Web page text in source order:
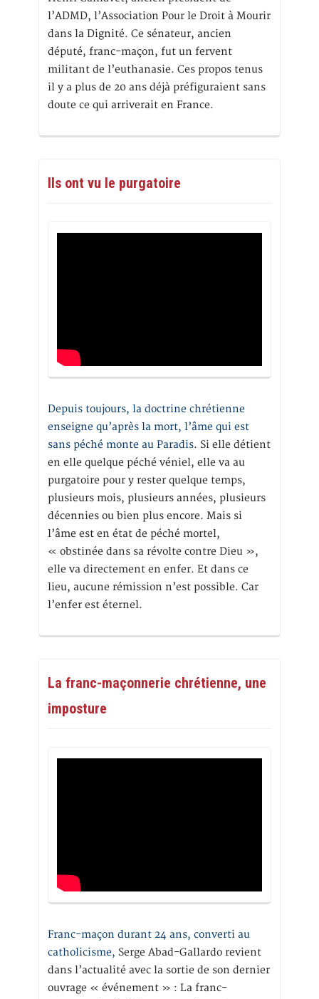
l’ADMD, l’Association Pour le Droit à Mourir
dans la Dignité. Ce sénateur, ancien
député, franc-maçon, fut un fervent
militant de l’euthanasie. Ces propos tenus
il y a plus de 20 ans déjà préfiguraient sans
doute ce qui arriverait en France.
Ils ont vu le purgatoire
Depuis toujours, la doctrine chrétienne
enseigne qu’après la mort, l’âme qui est
sans péché monte au Paradis. Si elle détient
en elle quelque péché véniel, elle va au
purgatoire pour y rester quelque temps,
plusieurs mois, plusieurs années, plusieurs
décennies ou bien plus encore. Mais si
l’âme est en état de péché mortel,
« obstinée dans sa révolte contre Dieu »,
elle va directement en enfer. Et dans ce
lieu, aucune rémission n’est possible. Car
l’enfer est éternel.
La franc-maçonnerie chrétienne, une
imposture
Franc-maçon durant 24 ans, converti au
catholicisme, Serge Abad-Gallardo revient
dans l’actualité avec la sortie de son dernier
ouvrage « événement » : La franc-